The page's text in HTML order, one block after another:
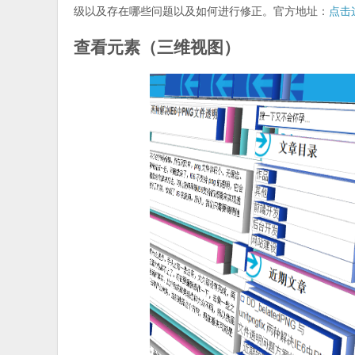
级以及存在哪些问题以及如何进行修正。官方地址： 点击
查看元素（三维视图）